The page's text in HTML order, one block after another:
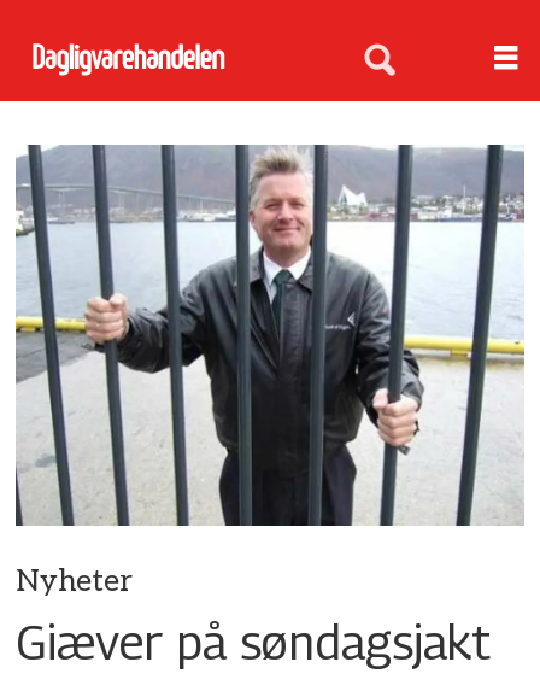
Nyheter
Giæver på søndagsjakt